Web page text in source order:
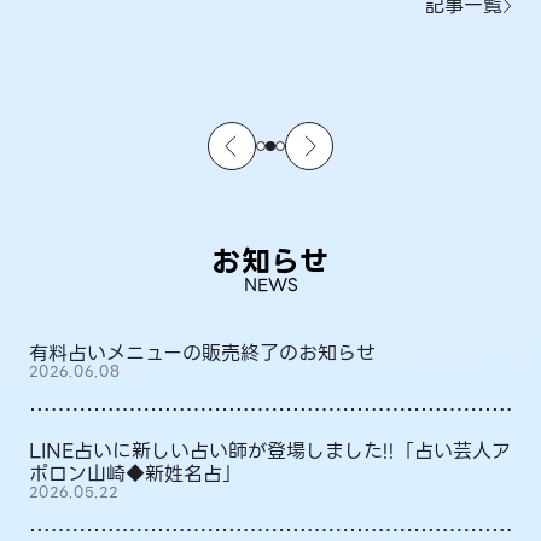
お知らせ
NEWS
有料占いメニューの販売終了のお知らせ
2026.06.08
LINE占いに新しい占い師が登場しました!!「占い芸人ア
ポロン山崎◆新姓名占」
2026.05.22